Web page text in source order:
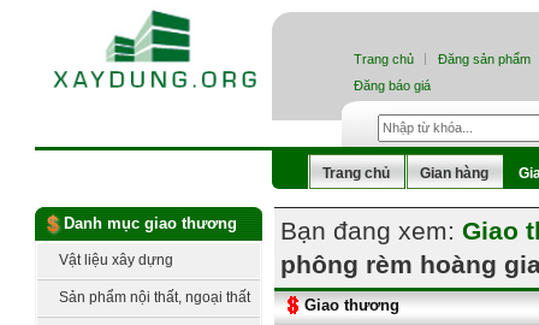
Trang chủ
Đăng sản phẩm
Đăng báo giá
Trang chủ Gian hàng
Danh mục giao thương
Vật liệu xây dựng
Sản phẩm nội thất, ngoại thất
Bạn đang xem: Giao
phông rèm hoàng
Giao thương